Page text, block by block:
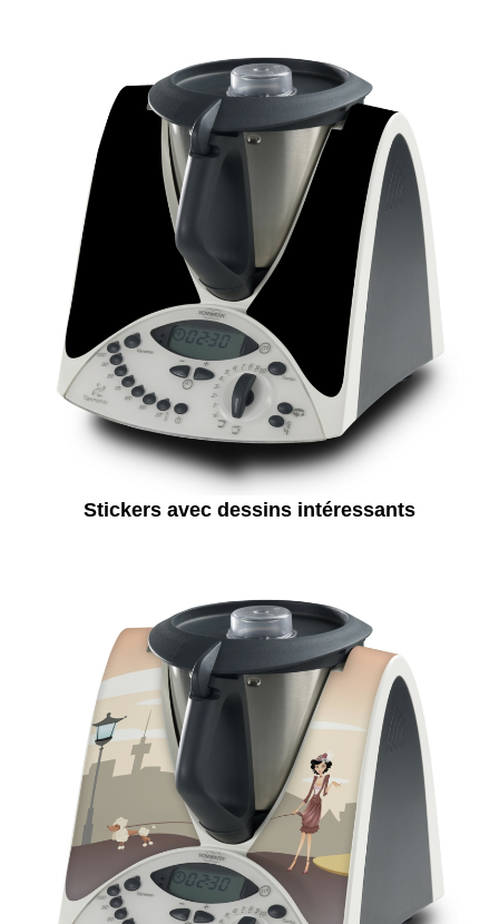
Stickers avec dessins intéressants